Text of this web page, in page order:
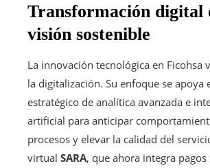
Transformación digital
visión sostenible
La innovación tecnológica en Ficohsa
la digitalización. Su enfoque se apoya
estratégico de analítica avanzada e
artificial para anticipar
procesos y elevar la calidad del
virtual SARA, que ahora integra